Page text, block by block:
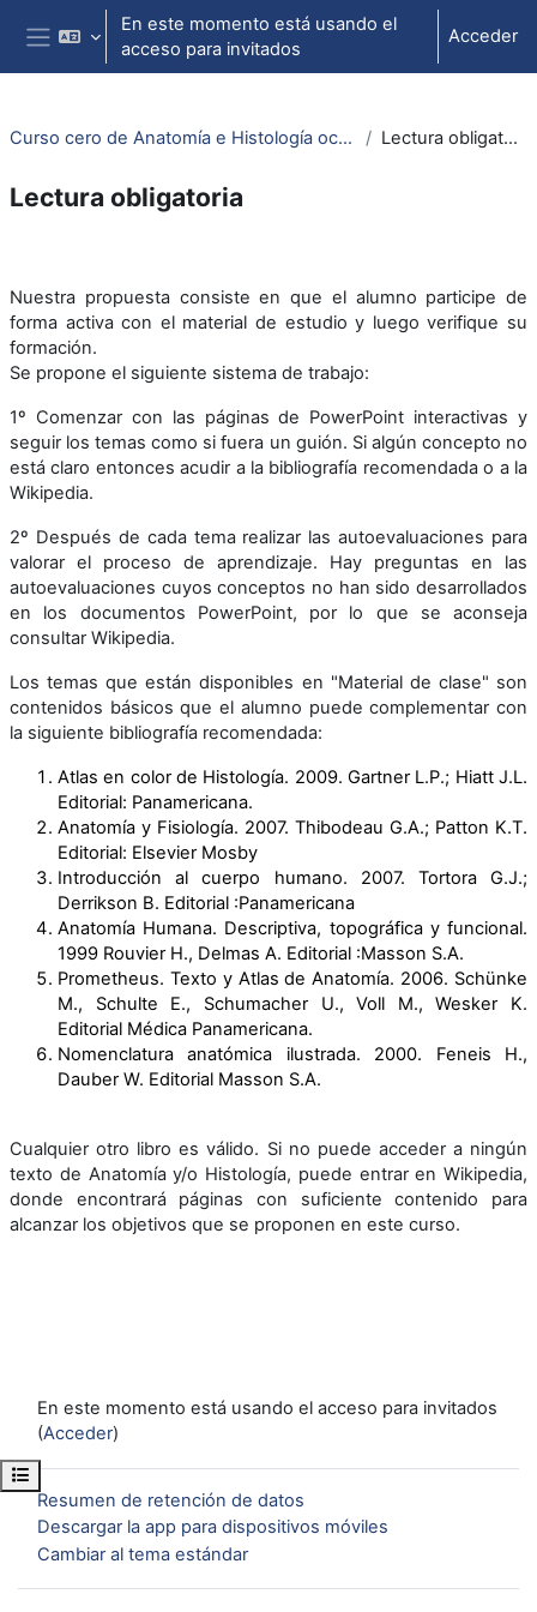
Salta al contenido principal
Panel lateral
En este momento está usando el
acceso para invitados
Acceder
Abrir índice del curso
Curso cero de Anatomía e Histología ocular Lectura obligatoria
Lectura obligatoria
Nuestra propuesta consiste en que el alumno participe de
forma activa con el material de estudio y luego verifique su
formación.
Se propone el siguiente sistema de trabajo:
1º Comenzar con las páginas de PowerPoint interactivas y
seguir los temas como si fuera un guión. Si algún concepto no
está claro entonces acudir a la bibliografía recomendada o a la
Wikipedia.
2º Después de cada tema realizar las autoevaluaciones para
valorar el proceso de aprendizaje. Hay preguntas en las
autoevaluaciones cuyos conceptos no han sido desarrollados
en los documentos PowerPoint, por lo que se aconseja
consultar Wikipedia.
Los temas que están disponibles en "Material de clase" son
contenidos básicos que el alumno puede complementar con
la siguiente bibliografía recomendada:
Atlas en color de Histología. 2009. Gartner L.P.; Hiatt J.L.
Editorial: Panamericana.
Anatomía y Fisiología. 2007. Thibodeau G.A.; Patton K.T.
Editorial: Elsevier Mosby
Introducción al cuerpo humano. 2007. Tortora G.J.;
Derrikson B. Editorial :Panamericana
Anatomía Humana. Descriptiva, topográfica y funcional.
1999 Rouvier H., Delmas A. Editorial :Masson S.A.
Prometheus. Texto y Atlas de Anatomía. 2006. Schünke
M., Schulte E., Schumacher U., Voll M., Wesker K.
Editorial Médica Panamericana.
Nomenclatura anatómica ilustrada. 2000. Feneis H.,
Dauber W. Editorial Masson S.A.
Cualquier otro libro es válido. Si no puede acceder a ningún
texto de Anatomía y/o Histología, puede entrar en Wikipedia,
donde encontrará páginas con suficiente contenido para
alcanzar los objetivos que se proponen en este curso.
En este momento está usando el acceso para invitados
(Acceder)
Resumen de retención de datos
Descargar la app para dispositivos móviles
Cambiar al tema estándar